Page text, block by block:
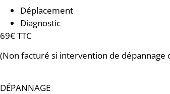
Déplacement
Diagnostic
69€ TTC
(Non facturé si intervention de dépannage
DÉPANNAGE